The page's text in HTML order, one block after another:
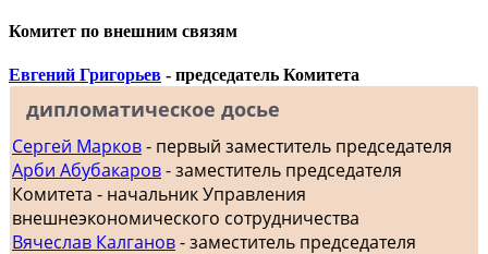
Комитет по внешним связям
Евгений Григорьев - председатель Комитета
дипломатическое досье
Сергей Марков- первый заместитель председателя
Арби Абубакаров- заместитель председателя
Комитета - начальник Управления
внешнеэкономического сотрудничества
Вячеслав Калганов- заместитель председателя